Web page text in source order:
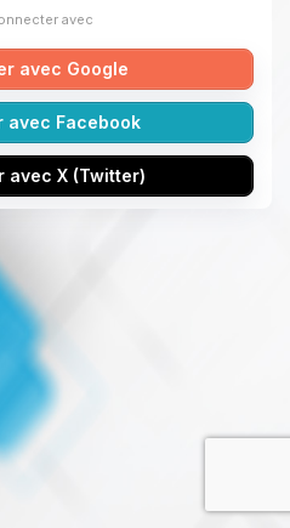
avec
avec Google
avec Facebook
avec X (Twitter)